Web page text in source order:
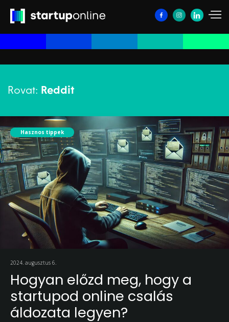
Rovat: Reddit
Hasznos tippek
2024. augusztus 6.
Hogyan előzd meg, hogy a
startupod online csalás
áldozata legyen?